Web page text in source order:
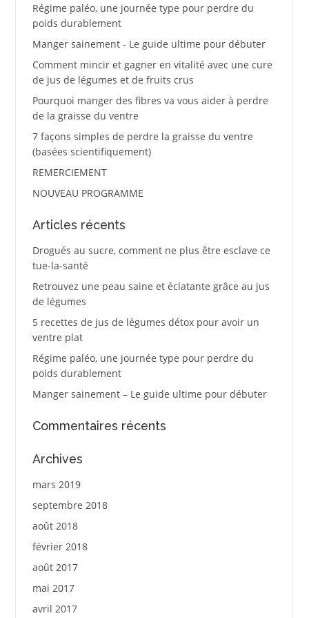
Régime paléo, une journée type pour perdre du
poids durablement
Manger sainement - Le guide ultime pour débuter
Comment mincir et gagner en vitalité avec une cure
de jus de légumes et de fruits crus
Pourquoi manger des fibres va vous aider à perdre
de la graisse du ventre
7 façons simples de perdre la graisse du ventre
(basées scientifiquement)
REMERCIEMENT
NOUVEAU PROGRAMME
Articles récents
Drogués au sucre, comment ne plus être esclave ce
tue-la-santé
Retrouvez une peau saine et éclatante grâce au jus
de légumes
5 recettes de jus de légumes détox pour avoir un
ventre plat
Régime paléo, une journée type pour perdre du
poids durablement
Manger sainement – Le guide ultime pour débuter
Commentaires récents
Archives
mars 2019
septembre 2018
août 2018
février 2018
août 2017
mai 2017
avril 2017